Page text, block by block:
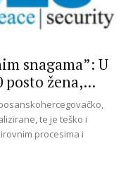
snagama”: U
žena,...
te je teško i
procesima i